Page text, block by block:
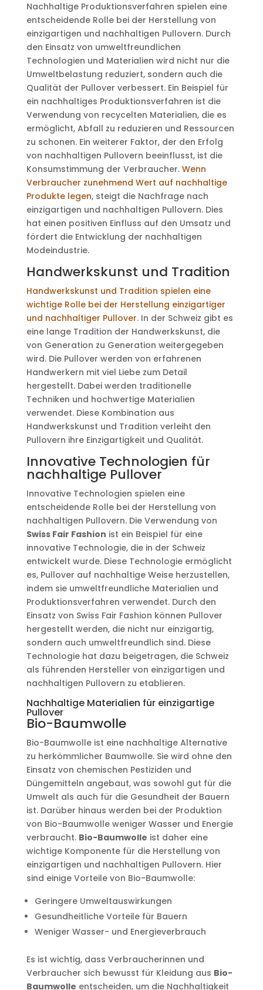
Nachhaltige Produktionsverfahren spielen eine
entscheidende Rolle bei der Herstellung von
einzigartigen und nachhaltigen Pullovern. Durch
den Einsatz von umweltfreundlichen
Technologien und Materialien wird nicht nur die
Umweltbelastung reduziert, sondern auch die
Qualität der Pullover verbessert. Ein Beispiel für
ein nachhaltiges Produktionsverfahren ist die
Verwendung von recycelten Materialien, die es
ermöglicht, Abfall zu reduzieren und Ressourcen
zu schonen. Ein weiterer Faktor, der den Erfolg
von nachhaltigen Pullovern beeinflusst, ist die
Konsumstimmung der Verbraucher. Wenn
Verbraucher zunehmend Wert auf nachhaltige
Produkte legen, steigt die Nachfrage nach
einzigartigen und nachhaltigen Pullovern. Dies
hat einen positiven Einfluss auf den Umsatz und
fördert die Entwicklung der nachhaltigen
Modeindustrie.
Handwerkskunst und Tradition
Handwerkskunst und Tradition spielen eine
wichtige Rolle bei der Herstellung einzigartiger
und nachhaltiger Pullover. In der Schweiz gibt es
eine lange Tradition der Handwerkskunst, die
von Generation zu Generation weitergegeben
wird. Die Pullover werden von erfahrenen
Handwerkern mit viel Liebe zum Detail
hergestellt. Dabei werden traditionelle
Techniken und hochwertige Materialien
verwendet. Diese Kombination aus
Handwerkskunst und Tradition verleiht den
Pullovern ihre Einzigartigkeit und Qualität.
Innovative Technologien für
nachhaltige Pullover
Innovative Technologien spielen eine
entscheidende Rolle bei der Herstellung von
nachhaltigen Pullovern. Die Verwendung von
Swiss Fair Fashion ist ein Beispiel für eine
innovative Technologie, die in der Schweiz
entwickelt wurde. Diese Technologie ermöglicht
es, Pullover auf nachhaltige Weise herzustellen,
indem sie umweltfreundliche Materialien und
Produktionsverfahren verwendet. Durch den
Einsatz von Swiss Fair Fashion können Pullover
hergestellt werden, die nicht nur einzigartig,
sondern auch umweltfreundlich sind. Diese
Technologie hat dazu beigetragen, die Schweiz
als führenden Hersteller von einzigartigen und
nachhaltigen Pullovern zu etablieren.
Nachhaltige Materialien für einzigartige
Pullover
Bio-Baumwolle
Bio-Baumwolle ist eine nachhaltige Alternative
zu herkömmlicher Baumwolle. Sie wird ohne den
Einsatz von chemischen Pestiziden und
Düngemitteln angebaut, was sowohl gut für die
Umwelt als auch für die Gesundheit der Bauern
ist. Darüber hinaus werden bei der Produktion
von Bio-Baumwolle weniger Wasser und Energie
verbraucht. Bio-Baumwolle ist daher eine
wichtige Komponente für die Herstellung von
einzigartigen und nachhaltigen Pullovern. Hier
sind einige Vorteile von Bio-Baumwolle:
Geringere Umweltauswirkungen
Gesundheitliche Vorteile für Bauern
Weniger Wasser- und Energieverbrauch
Es ist wichtig, dass Verbraucherinnen und
Verbraucher sich bewusst für Kleidung aus Bio-
Baumwolle entscheiden, um die Nachhaltigkeit